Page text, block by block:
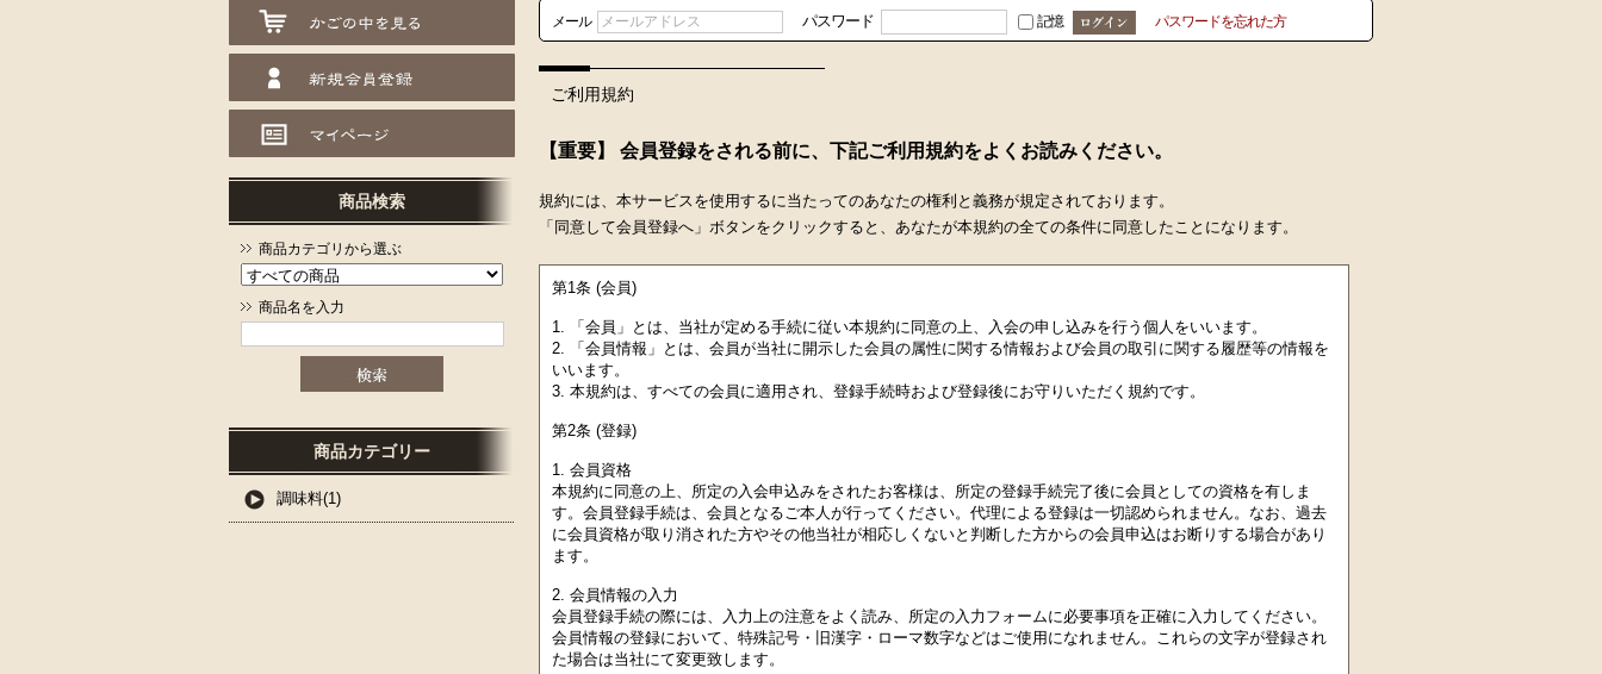
商品検索
商品カテゴリから選ぶ
商品名を入力
商品カテゴリー
調味料(1)
メール パスワード 記憶 パスワードを忘れた方
ご利用規約
【重要】 会員登録をされる前に、下記ご利用規約をよくお読みください。
規約には、本サービスを使用するに当たってのあなたの権利と義務が規定されております。
「同意して会員登録へ」ボタンをクリックすると、あなたが本規約の全ての条件に同意したことになります。